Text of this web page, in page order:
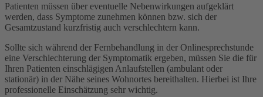
Patienten müssen über eventuelle Nebenwirkungen aufgeklärt
werden, dass Symptome zunehmen können bzw. sich der
Gesamtzustand kurzfristig auch verschlechtern kann.
Sollte sich während der Fernbehandlung in der Onlinesprechstunde
eine Verschlechterung der Symptomatik ergeben, müssen Sie die für
Ihren Patienten einschlägigen Anlaufstellen (ambulant oder
stationär) in der Nähe seines Wohnortes bereithalten. Hierbei ist Ihre
professionelle Einschätzung sehr wichtig.